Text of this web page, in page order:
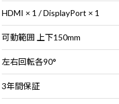
HDMI × 1 / DisplayPort × 1
可動範囲 上下150mm
左右回転各90°
3年間保証